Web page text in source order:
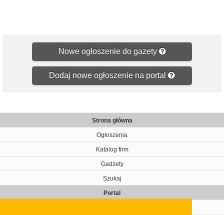
Nowe ogłoszenie do gazety
Dodaj nowe ogłoszenie na portal
Strona główna
Ogłoszenia
Katalog firm
Gadżety
Szukaj
Portal